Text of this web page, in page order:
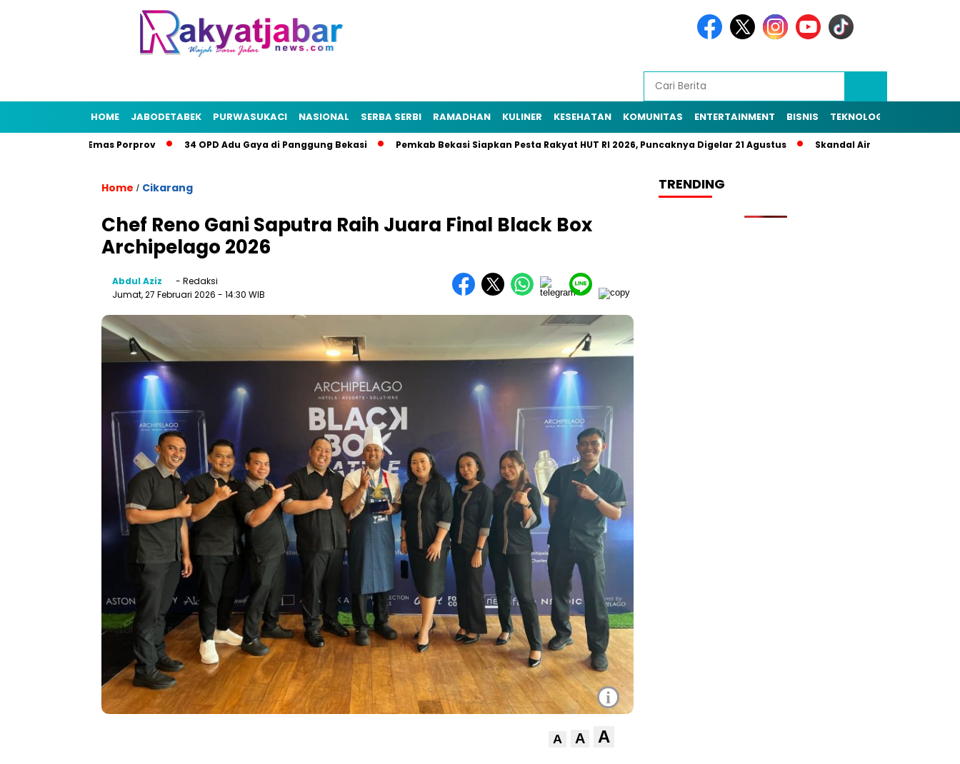
HOME JABODETABEK PURWASUKACI NASIONAL SERBA SERBI RAMADHAN KULINER KESEHATAN KOMUNITAS ENTERTAINMENT BISNIS TEKNOLOGI
Bidik Emas Porprov 34 OPD Adu Gaya di Panggung Bekasi Pemkab Bekasi Siapkan Pesta Rakyat HUT RI 2026, Puncaknya Digelar 21 Agustus Skandal Air Bersih Bekasi! 3
Home / Cikarang
Chef Reno Gani Saputra Raih Juara Final Black Box
Archipelago 2026
Abdul Aziz
- Redaksi
Jumat, 27 Februari 2026 - 14:30 WIB
i
A A A
TRENDING